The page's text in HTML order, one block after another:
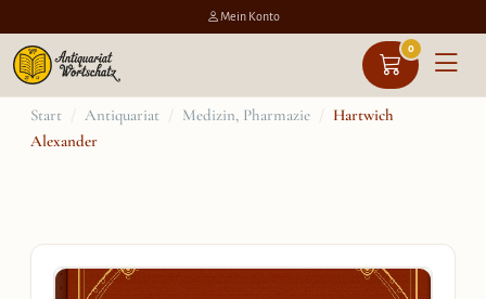
Mein Konto
0
Zum
Inhalt
Start / Antiquariat / Medizin, Pharmazie / Hartwich
Alexander